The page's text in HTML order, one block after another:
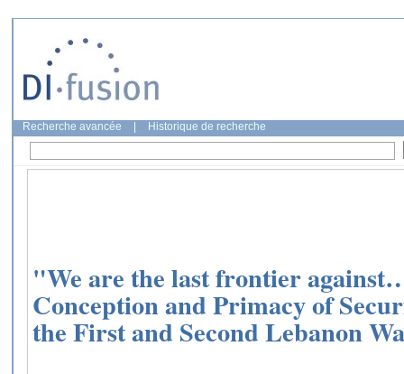
Recherche avancée Historique de recherche
"We are the last frontier
Conception and Primacy of
the First and Second Lebanon